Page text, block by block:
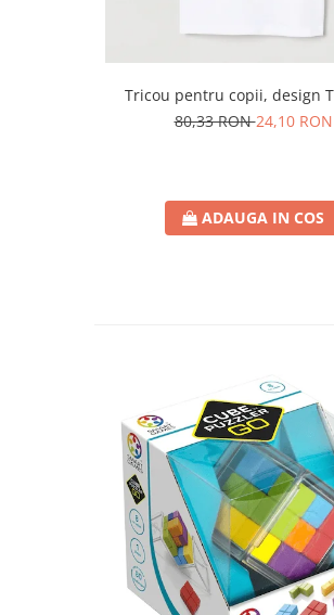
Tricou pentru copii, design
80,33 RON24,10 RON
ADAUGA IN COS